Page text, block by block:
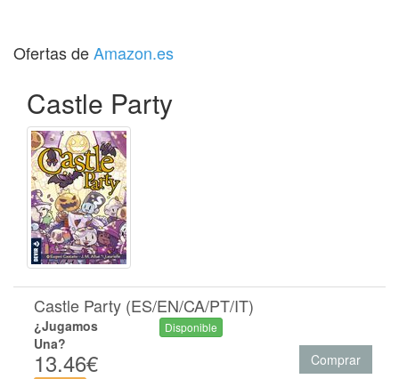
Ofertas deAmazon.es
Castle Party
Castle Party (ES/EN/CA/PT/IT)
¿Jugamos
Una?
13.46€
Disponible
Comprar